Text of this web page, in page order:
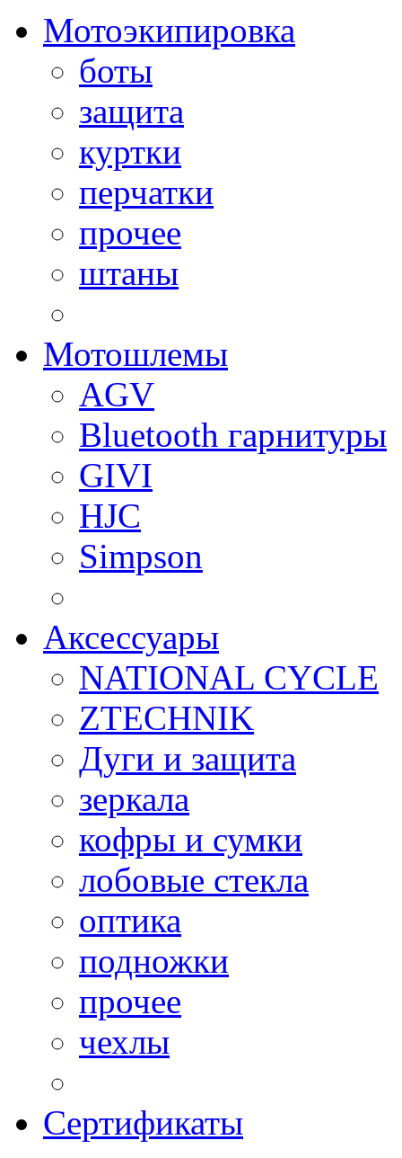
Мотоэкипировка
боты
защита
куртки
перчатки
прочее
штаны
Мотошлемы
AGV
Bluetooth гарнитуры
GIVI
HJC
Simpson
Аксессуары
NATIONAL CYCLE
ZTECHNIK
Дуги и защита
зеркала
кофры и сумки
лобовые стекла
оптика
подножки
прочее
чехлы
Сертификаты